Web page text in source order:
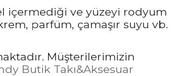
içermediği ve yüzeyi rodyum
parfüm, çamaşır suyu vb.
Müşterilerimizin
Butik Takı&Aksesuar